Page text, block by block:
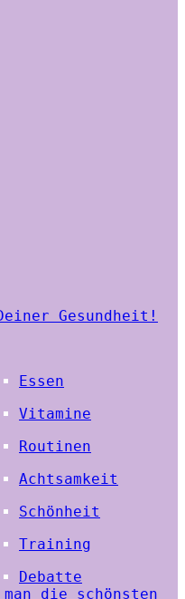
Gesundheit!
Essen
Vitamine
Routinen
Achtsamkeit
Schönheit
Training
Debatte
die schönsten